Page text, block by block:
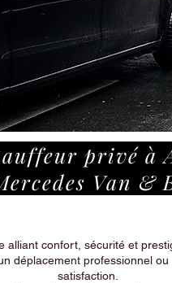
privé à
Van &
confort, sécurité et
déplacement professionnel
satisfaction.